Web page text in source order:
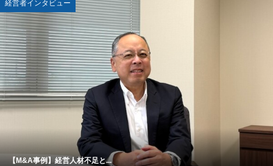
経営者インタビュー
【M&A事例】経営人材不足と...